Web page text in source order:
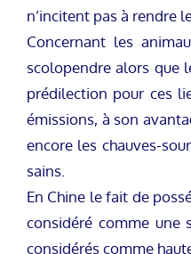
n’incitent pas à rendre
Concernant les
scolopendre alors que
prédilection pour ces
émissions, à son
encore les chauves-
sains.
En Chine le fait de
considéré comme une
considérés comme